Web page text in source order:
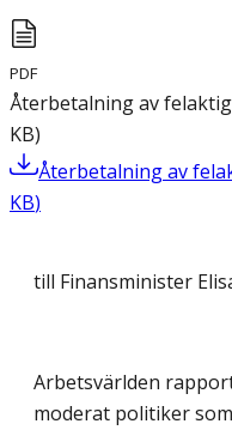
PDF
Återbetalning av
KB)
Återbetalning av
KB)
till Finansminister
Arbetsvärlden
moderat politiker